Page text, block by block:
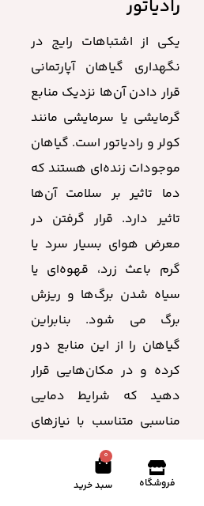
رادیاتور
یکی از اشتباهات رایج در
نگهداری گیاهان آپارتمانی
قرار دادن آن‌ها نزدیک منابع
گرمایشی یا سرمایشی مانند
کولر و رادیاتور است. گیاهان
موجودات زنده‌ای هستند که
دما تاثیر بر سلامت آن‌ها
تاثیر دارد. قرار گرفتن در
معرض هوای بسیار سرد یا
گرم باعث زرد، قهوه‌ای یا
سیاه شدن برگ‌ها و ریزش
برگ می شود. بنابراین
گیاهان را از این منابع دور
کرده و در مکان‌هایی قرار
دهید که شرایط دمایی
مناسبی متناسب با نیازهای
هر گیاه داشته باشند.
فروشگاه
0
سبد خرید